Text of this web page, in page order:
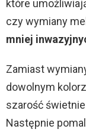
które
czy wymiany
mniej
Zamiast
dowolnym
szarość
Następnie